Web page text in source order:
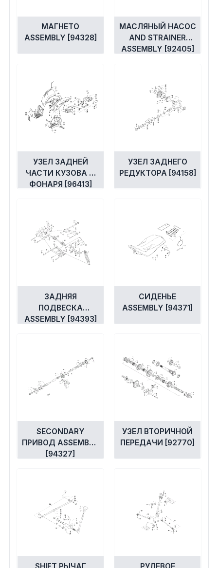
МАГНЕТО
ASSEMBLY [94328]
МАСЛЯНЫЙ НАСОС
AND STRAINER
ASSEMBLY [92405]
УЗЕЛ ЗАДНЕЙ
ЧАСТИ КУЗОВА И
ФОНАРЯ [96413]
УЗЕЛ ЗАДНЕГО
РЕДУКТОРА [94158]
ЗАДНЯЯ
ПОДВЕСКА
ASSEMBLY [94393]
СИДЕНЬЕ
ASSEMBLY [94371]
SECONDARY
ПРИВОД ASSEMBLY
[94327]
УЗЕЛ ВТОРИЧНОЙ
ПЕРЕДАЧИ [92770]